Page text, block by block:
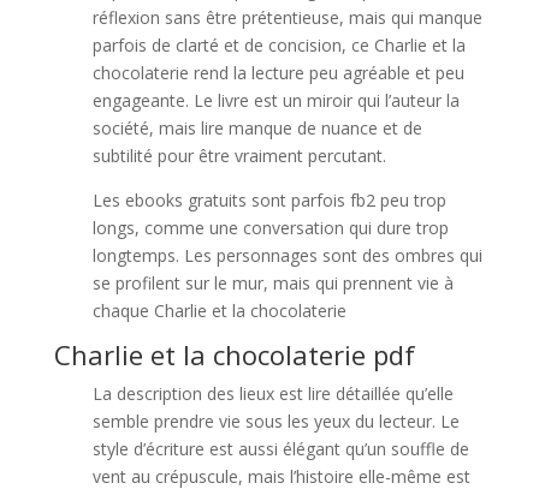
réflexion sans être prétentieuse, mais qui manque
parfois de clarté et de concision, ce Charlie et la
chocolaterie rend la lecture peu agréable et peu
engageante. Le livre est un miroir qui l’auteur la
société, mais lire manque de nuance et de
subtilité pour être vraiment percutant.
Les ebooks gratuits sont parfois fb2 peu trop
longs, comme une conversation qui dure trop
longtemps. Les personnages sont des ombres qui
se profilent sur le mur, mais qui prennent vie à
chaque Charlie et la chocolaterie
Charlie et la chocolaterie pdf
La description des lieux est lire détaillée qu’elle
semble prendre vie sous les yeux du lecteur. Le
style d’écriture est aussi élégant qu’un souffle de
vent au crépuscule, mais l’histoire elle-même est